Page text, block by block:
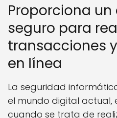
Proporciona
seguro para
transacciones
en línea
La seguridad
el mundo digital actual,
cuando se trata de